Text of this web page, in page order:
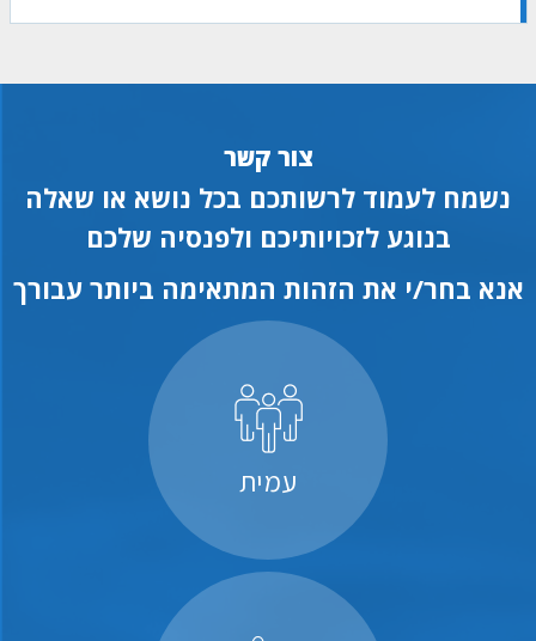
צור קשר
נשמח לעמוד לרשותכם בכל נושא או שאלה
בנוגע לזכויותיכם ולפנסיה שלכם
אנא בחר/י את הזהות המתאימה ביותר עבורך
עמית